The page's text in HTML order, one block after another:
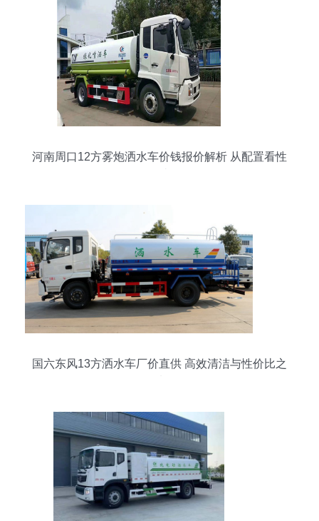
河南周口12方雾炮洒水车价钱报价解析 从配置看性
国六东风13方洒水车厂价直供 高效清洁与性价比之